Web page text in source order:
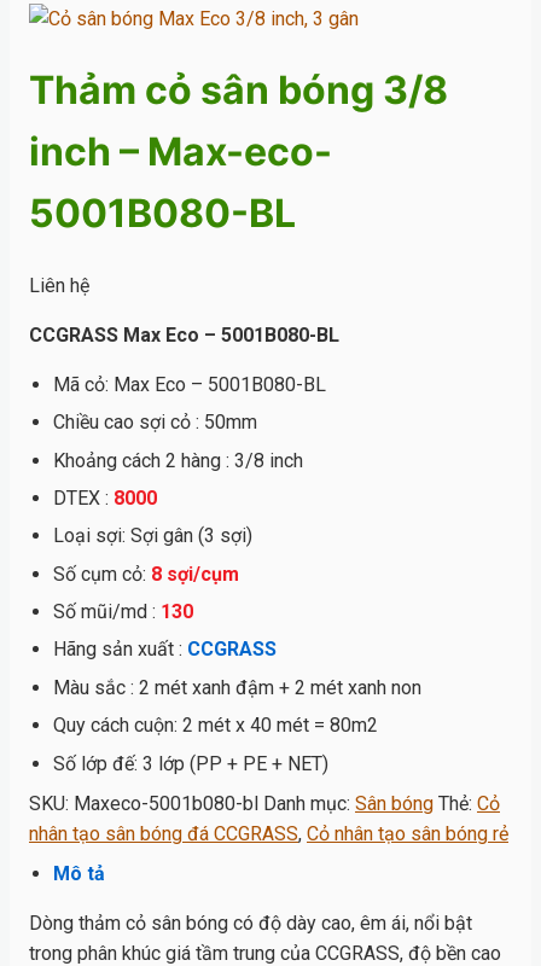
Thảm cỏ sân bóng 3/8
inch – Max-eco-
5001B080-BL
Liên hệ
CCGRASS Max Eco – 5001B080-BL
Mã cỏ: Max Eco – 5001B080-BL
Chiều cao sợi cỏ : 50mm
Khoảng cách 2 hàng : 3/8 inch
DTEX : 8000
Loại sợi: Sợi gân (3 sợi)
Số cụm cỏ: 8 sợi/cụm
Số mũi/md : 130
Hãng sản xuất : CCGRASS
Màu sắc : 2 mét xanh đậm + 2 mét xanh non
Quy cách cuộn: 2 mét x 40 mét = 80m2
Số lớp đế: 3 lớp (PP + PE + NET)
SKU: Maxeco-5001b080-bl Danh mục: Sân bóng Thẻ: Cỏ
nhân tạo sân bóng đá CCGRASS, Cỏ nhân tạo sân bóng rẻ
Mô tả
Dòng thảm cỏ sân bóng có độ dày cao, êm ái, nổi bật
trong phân khúc giá tầm trung của CCGRASS, độ bền cao